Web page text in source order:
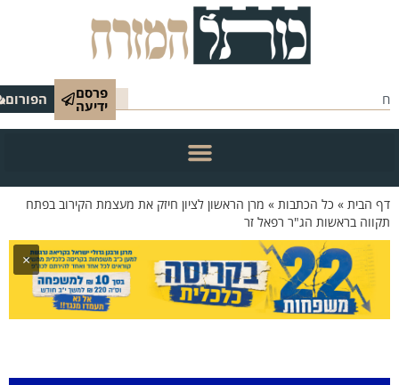
פרסם
ידיעה הפורום
הבית»כל הכתבות»מרן הראשון לציון חיזק את מעצמת הקירוב בפתח
בראשות הג"ר רפאל זר
×